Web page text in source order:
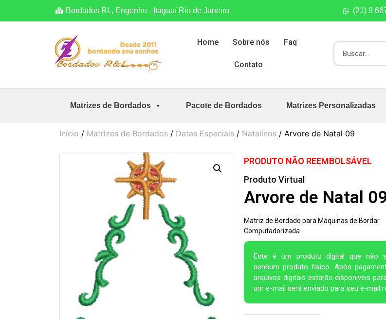
Bordados RL, Engenho - Itaguaí Rio de Janeiro (21) 9
Home Sobre nós Faq
Contato
Matrizes de Bordados Pacote de Bordados Matrizes Personalizadas
Início / Matrizes de Bordados / Datas Especiais / Natalinos / Arvore de Natal 09
PRODUTO NÃO REEMBOLSÁVEL
Produto Virtual
Arvore de Natal
Matriz de Bordado para Máquinas de Bordar
Computadorizada.
Este é um produto digital que não
nenhum produto físico. Após
arquivos digitais estarão disponíveis
um e-mail será enviado para seu e-mail